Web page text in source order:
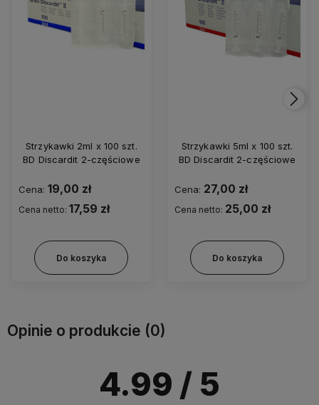
Strzykawki 2ml x 100 szt.
BD Discardit 2-częściowe
Cena: 19,00 zł
Cena netto: 17,59 zł
Do koszyka
Strzykawki 5ml x 100 szt.
BD Discardit 2-częściowe
Cena: 27,00 zł
Cena netto: 25,00 zł
Do koszyka
Opinie o produkcie (0)
4.99 / 5